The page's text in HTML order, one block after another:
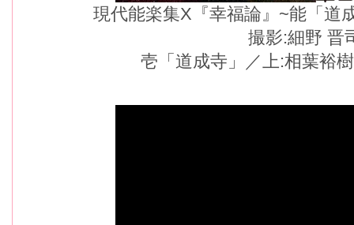
現代能楽集X『幸福論』~能「道
撮影:細野 晋
壱「道成寺」／上:相葉裕